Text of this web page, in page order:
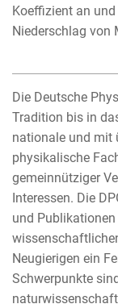
Koeffizient an
Niederschlag von
Die Deutsche
Tradition bis in
nationale und mit
physikalische
gemeinnütziger
Interessen. Die
und
Neugierigen ein
Schwerpunkte